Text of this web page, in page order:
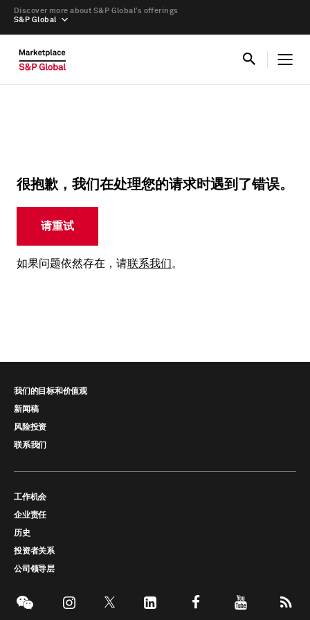
S&P Global
Discover more about S&P Global’s offerings
很抱歉，我们在处理您的请求时遇到了错误。
请重试
如果问题依然存在，请联系我们。
我们的目标和价值观
新闻稿
风险投资
联系我们
工作机会
企业责任
历史
投资者关系
公司领导层